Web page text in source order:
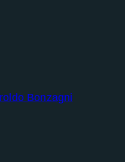
Bonzagni